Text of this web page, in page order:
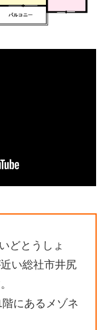
どとうしょ
い総社市井尻
にあるメゾネ